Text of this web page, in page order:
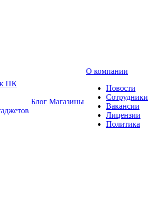
к ПК
Блог Магазины
О компании
Новости
Сотрудники
Вакансии
Лицензии
Политика